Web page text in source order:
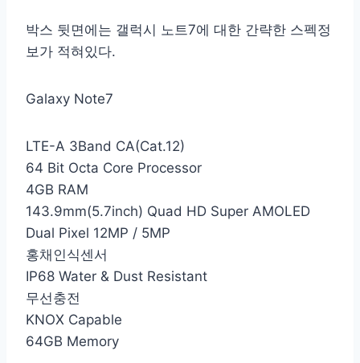
박스 뒷면에는 갤럭시 노트7에 대한 간략한 스펙정
보가 적혀있다.
Galaxy Note7
LTE-A 3Band CA(Cat.12)
64 Bit Octa Core Processor
4GB RAM
143.9mm(5.7inch) Quad HD Super AMOLED
Dual Pixel 12MP / 5MP
홍채인식센서
IP68 Water & Dust Resistant
무선충전
KNOX Capable
64GB Memory